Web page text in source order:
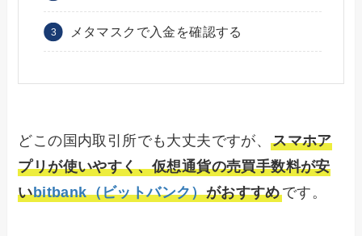
メタマスクで入金を確認する
どこの国内取引所でも大丈夫ですが、スマホア
プリが使いやすく、仮想通貨の売買手数料が安
いbitbank（ビットバンク）がおすすめです。